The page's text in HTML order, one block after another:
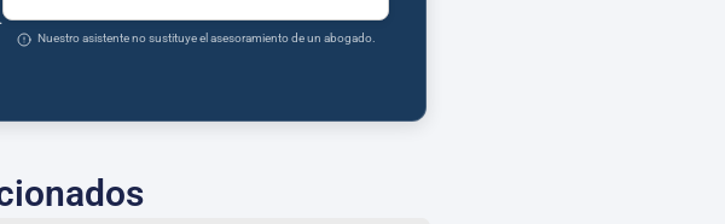
Nuestro asistente no sustituye el asesoramiento de un abogado.